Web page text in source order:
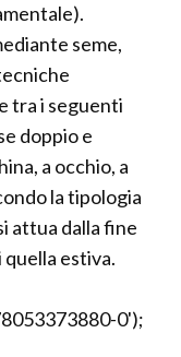
seme,
tra i seguenti
doppio e
a occhio, a
la tipologia
attua dalla fine
estiva.
0');